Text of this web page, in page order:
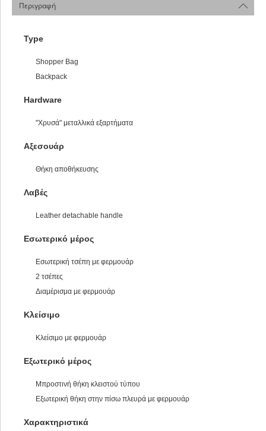
Περιγραφή
Type
Shopper Bag
Backpack
Hardware
"Χρυσά" μεταλλικά εξαρτήματα
Αξεσουάρ
Θήκη αποθήκευσης
Λαβές
Leather detachable handle
Εσωτερικό μέρος
Εσωτερική τσέπη με φερμουάρ
2 τσέπες
Διαμέρισμα με φερμουάρ
Κλείσιμο
Κλείσιμο με φερμουάρ
Εξωτερικό μέρος
Μπροστινή θήκη κλειστού τύπου
Εξωτερική θήκη στην πίσω πλευρά με φερμουάρ
Χαρακτηριστικά